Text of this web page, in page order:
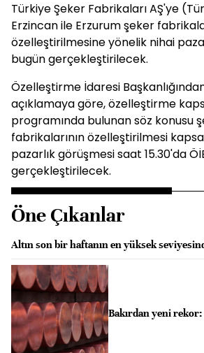
Türkiye Şeker Fabrikaları AŞ'ye
Erzincan ile Erzurum şeker
özelleştirilmesine yönelik nihai
bugün gerçekleştirilecek.
Özelleştirme İdaresi
açıklamaya göre, özelleştirme
programında bulunan söz konusu
fabrikalarının özelleştirilmesi
pazarlık görüşmesi saat 15.30'da
gerçekleştirilecek.
Öne Çıkanlar
Altın son bir haftanın en yüksek
Bakırdan yeni rekor: